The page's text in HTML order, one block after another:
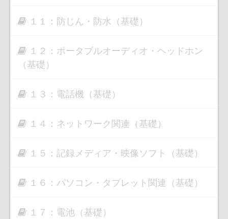
１１：防じん・防水（基礎）
１２：ポータブルオーディオ・ヘッドホン
（基礎）
１３：電話機（基礎）
１４：ネットワーク関連（基礎）
１５：記録メディア・映像ソフト（基礎）
１６：パソコン・タブレット関連（基礎）
１７：電池（基礎）